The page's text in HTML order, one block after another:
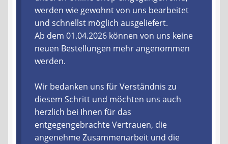
Lieferzeit & Verfügbarkeit
Gutschein
Batterien- und Akku Verordnung
Elektro- und Elektronikgeräte Verordnung
Öle- und Schmierstoff Verordnung
werden wie gewohnt von uns bearbeitet
und schnellst möglich ausgeliefert.
Ab dem 01.04.2026 können von uns keine
neuen Bestellungen mehr angenommen
werden.
Wir bedanken uns für Verständnis zu
diesem Schritt und möchten uns auch
herzlich bei Ihnen für das
entgegengebrachte Vertrauen, die
angenehme Zusammenarbeit und die